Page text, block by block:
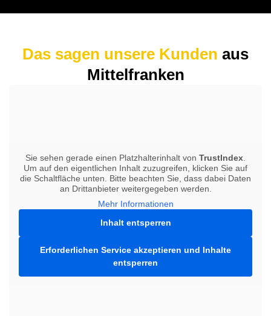
Das sagen unsere Kunden aus
Mittelfranken
Sie sehen gerade einen Platzhalterinhalt von TrustIndex
Um auf den eigentlichen Inhalt zuzugreifen, klicken Sie auf
die Schaltfläche unten. Bitte beachten Sie, dass dabei Daten
an Drittanbieter weitergegeben werden.
Mehr Informationen
Inhalt entsperren
Erforderlichen Service akzeptieren und Inhalte
entsperren